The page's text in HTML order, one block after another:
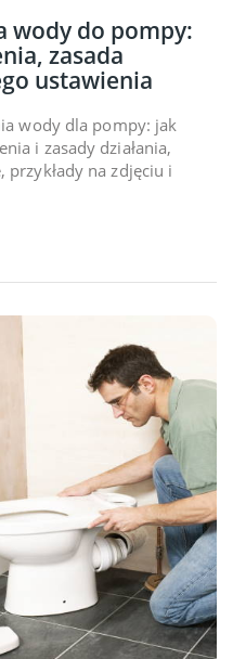
wody do pompy:
zasada
ustawienia
wody dla pompy: jak
i zasady działania,
na zdjęciu i